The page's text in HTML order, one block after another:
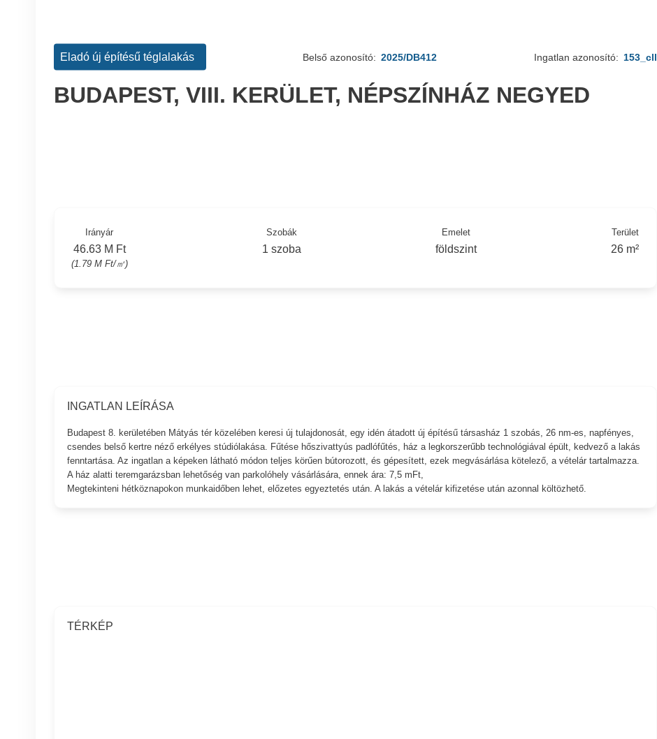
Eladó új építésű téglalakás Belső azonosító: 2025/DB412 Ingatlan azonosító: 153_cll
BUDAPEST, VIII. KERÜLET, NÉPSZÍNHÁZ NEGYED
Irányár
46.63 M Ft
(1.79 M Ft/㎡)
Szobák
1 szoba
Emelet
földszint
Terület
26 m²
INGATLAN LEÍRÁSA
Budapest 8. kerületében Mátyás tér közelében keresi új tulajdonosát, egy idén átadott új építésű társasház 1 szobás, 26 nm-es, napfényes,
csendes belső kertre néző erkélyes stúdiólakása. Fűtése hőszivattyús padlófűtés, ház a legkorszerűbb technológiával épült, kedvező a lakás
fenntartása. Az ingatlan a képeken látható módon teljes körűen bútorozott, és gépesített, ezek megvásárlása kötelező, a vételár tartalmazza.
A ház alatti teremgarázsban lehetőség van parkolóhely vásárlására, ennek ára: 7,5 mFt,
Megtekinteni hétköznapokon munkaidőben lehet, előzetes egyeztetés után. A lakás a vételár kifizetése után azonnal költözhető.
TÉRKÉP